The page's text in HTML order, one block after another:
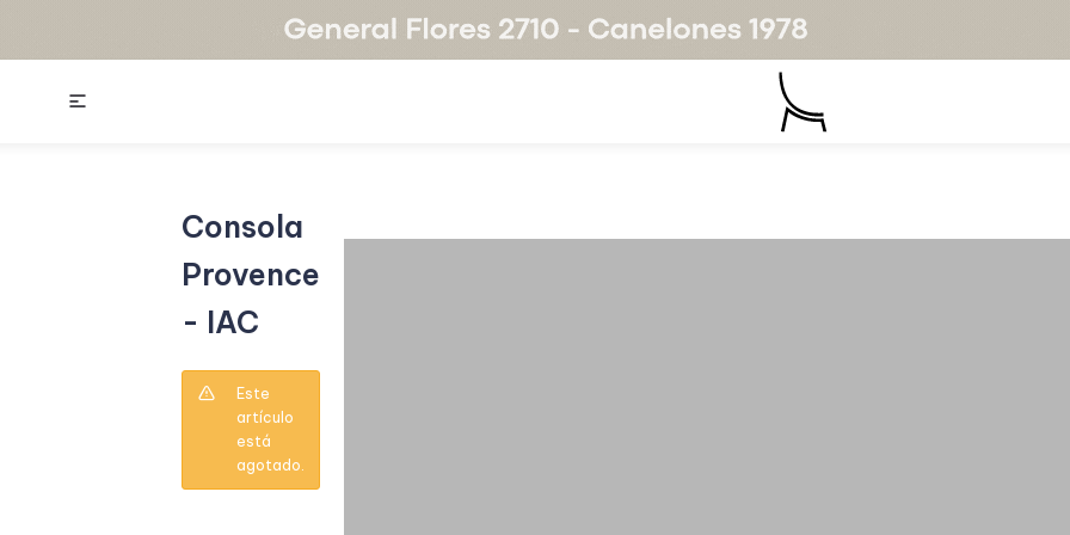

Consola
Provence
- IAC
Este
artículo
está
agotado.